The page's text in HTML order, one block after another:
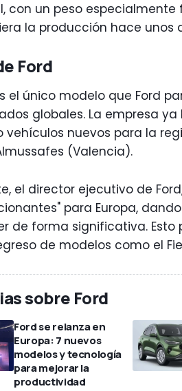
con un peso especialmente
la producción hace unos
Ford
el único modelo que Ford
globales. La empresa
vehículos nuevos para la
(Valencia).
el director ejecutivo de
para Europa,
de forma significativa.
de modelos como el
sobre Ford
Ford se relanza en
Europa: 7 nuevos
modelos y tecnología
para mejorar la
productividad